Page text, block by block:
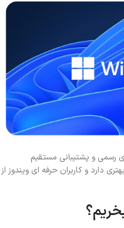
رسمی و پشتیبانی مستقیم
دارد و کاربران حرفه ای ویندوز از